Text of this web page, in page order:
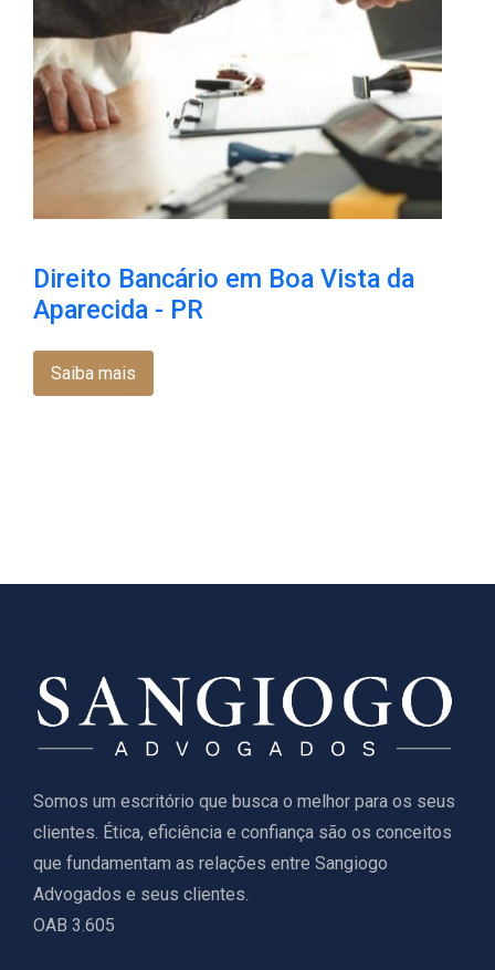
Direito Bancário em Boa Vista da
Aparecida - PR
Saiba mais
Somos um escritório que busca o melhor para os seus
clientes. Ética, eficiência e confiança são os conceitos
que fundamentam as relações entre Sangiogo
Advogados e seus clientes.
OAB 3.605